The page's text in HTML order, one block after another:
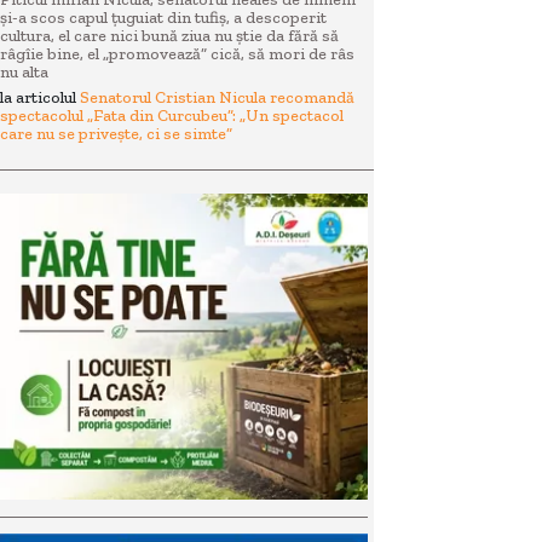
și-a scos capul țuguiat din tufiș, a descoperit
cultura, el care nici bună ziua nu știe da fără să
râgîie bine, el „promovează” cică, să mori de râs
nu alta
la articolulSenatorul Cristian Nicula recomandă
spectacolul „Fata din Curcubeu”: „Un spectacol
care nu se privește, ci se simte”